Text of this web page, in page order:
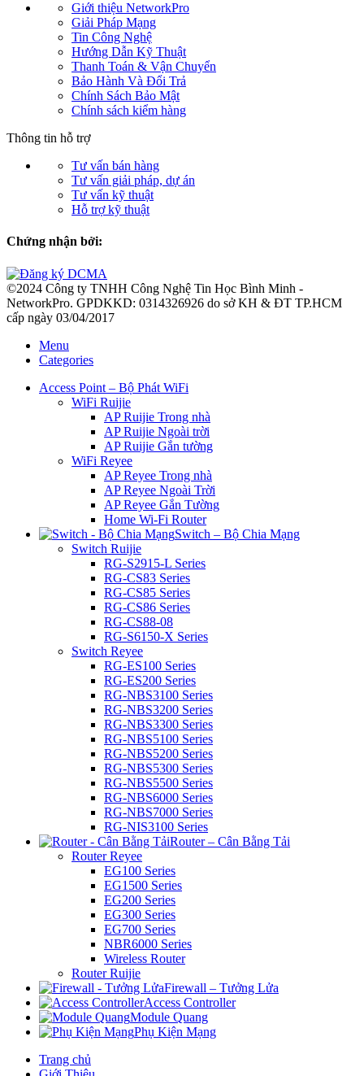
Giới thiệu NetworkPro
Giải Pháp Mạng
Tin Công Nghệ
Hướng Dẫn Kỹ Thuật
Thanh Toán & Vận Chuyển
Bảo Hành Và Đổi Trả
Chính Sách Bảo Mật
Chính sách kiểm hàng
Thông tin hỗ trợ
Tư vấn bán hàng
Tư vấn giải pháp, dự án
Tư vấn kỹ thuật
Hỗ trợ kỹ thuật
Chứng nhận bởi:
©2024 Công ty TNHH Công Nghệ Tin Học Bình Minh -
NetworkPro. GPDKKD: 0314326926 do sở KH & ĐT TP.HCM
cấp ngày 03/04/2017
Menu
Categories
Access Point – Bộ Phát WiFi
WiFi Ruijie
AP Ruijie Trong nhà
AP Ruijie Ngoài trời
AP Ruijie Gắn tường
WiFi Reyee
AP Reyee Trong nhà
AP Reyee Ngoài Trời
AP Reyee Gắn Tường
Home Wi-Fi Router
Switch – Bộ Chia Mạng
Switch Ruijie
RG-S2915-L Series
RG-CS83 Series
RG-CS85 Series
RG-CS86 Series
RG-CS88-08
RG-S6150-X Series
Switch Reyee
RG-ES100 Series
RG-ES200 Series
RG-NBS3100 Series
RG-NBS3200 Series
RG-NBS3300 Series
RG-NBS5100 Series
RG-NBS5200 Series
RG-NBS5300 Series
RG-NBS5500 Series
RG-NBS6000 Series
RG-NBS7000 Series
RG-NIS3100 Series
Router – Cân Bằng Tải
Router Reyee
EG100 Series
EG1500 Series
EG200 Series
EG300 Series
EG700 Series
NBR6000 Series
Wireless Router
Router Ruijie
Firewall – Tưởng Lửa
Access Controller
Module Quang
Phụ Kiện Mạng
Trang chủ